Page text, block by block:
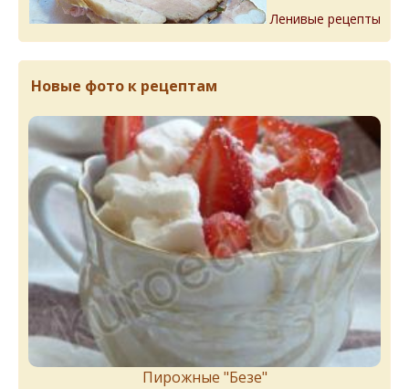
Ленивые рецепты
Новые фото к рецептам
Пирожныe "Бeзe"